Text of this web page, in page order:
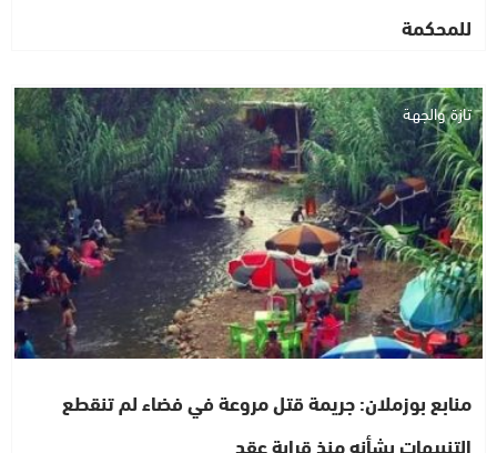
للمحكمة
تازة والجهة
منابع بوزملان: جريمة قتل مروعة في فضاء لم تنقطع
التنبيهات بشأنه منذ قرابة عقد